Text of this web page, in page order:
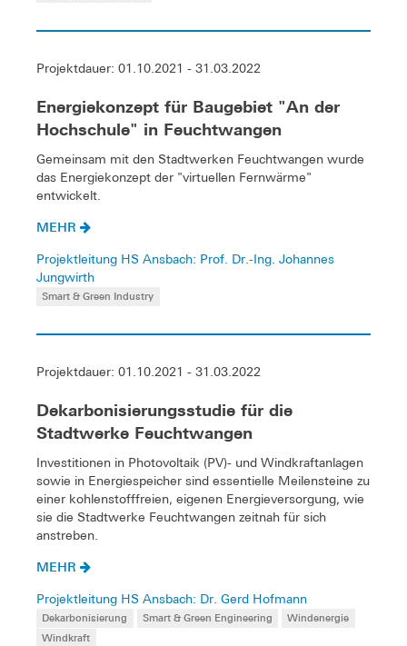
Projektdauer: 01.10.2021 - 31.03.2022
Energiekonzept für Baugebiet "An der
Hochschule" in Feuchtwangen
Gemeinsam mit den Stadtwerken Feuchtwangen wurde
das Energiekonzept der "virtuellen Fernwärme"
entwickelt.
MEHR
Projektleitung HS Ansbach: Prof. Dr.-Ing. Johannes
Jungwirth
Smart & Green Industry
Projektdauer: 01.10.2021 - 31.03.2022
Dekarbonisierungsstudie für die
Stadtwerke Feuchtwangen
Investitionen in Photovoltaik (PV)- und Windkraftanlagen
sowie in Energiespeicher sind essentielle Meilensteine zu
einer kohlenstofffreien, eigenen Energieversorgung, wie
sie die Stadtwerke Feuchtwangen zeitnah für sich
anstreben.
MEHR
Projektleitung HS Ansbach: Dr. Gerd Hofmann
Dekarbonisierung Smart & Green Engineering
Windenergie
Windkraft